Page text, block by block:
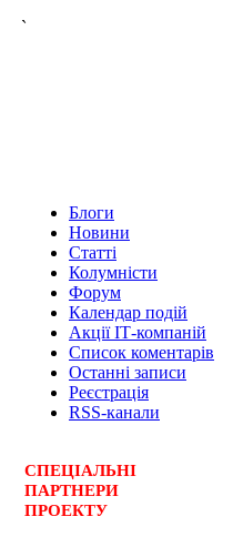
`
Блоги
Новини
Статті
Колумністи
Форум
Календар подій
Акції ІТ-компаній
Список коментарів
Останні записи
Реєстрація
RSS-канали
СПЕЦІАЛЬНІ
ПАРТНЕРИ
ПРОЕКТУ